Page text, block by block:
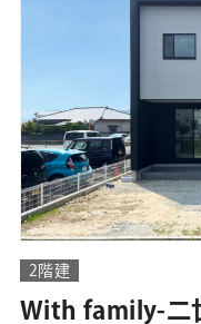
2階建
With family-二